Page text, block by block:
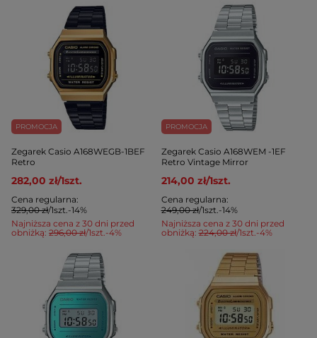
PROMOCJA
Zegarek Casio A168WEGB-1BEF
Retro
282,00 zł/1szt.
Najniższa cena z 30 dni przed
obniżką: 296,00 zł/1szt.-4%
Cena regularna:
329,00 zł/1szt.-14%
PROMOCJA
Zegarek Casio A168WEM -1EF
Retro Vintage Mirror
214,00 zł/1szt.
Najniższa cena z 30 dni przed
obniżką:224,00 zł/1szt.-4%
Cena regularna:
249,00 zł/1szt.-14%